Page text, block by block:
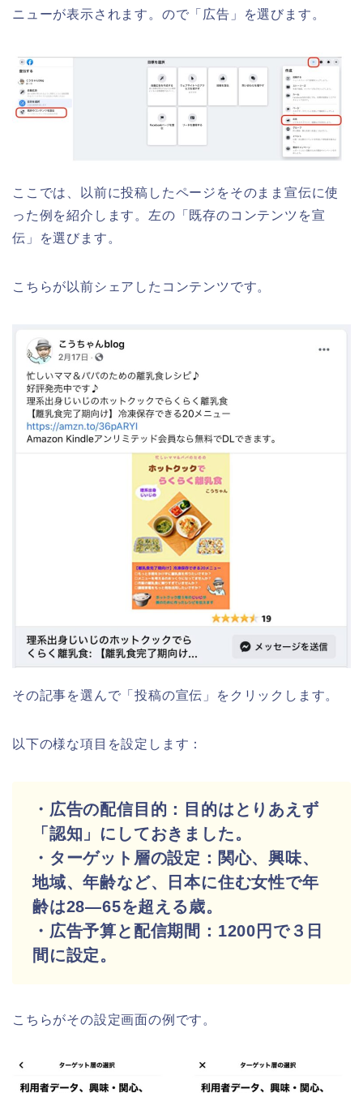
ニューが表示されます。ので「広告」を選びます。
ここでは、以前に投稿したページをそのまま宣伝に使
った例を紹介します。左の「既存のコンテンツを宣
伝」を選びます。
こちらが以前シェアしたコンテンツです。
その記事を選んで「投稿の宣伝」をクリックします。
以下の様な項目を設定します：
・広告の配信目的：目的はとりあえず
「認知」にしておきました。
・ターゲット層の設定：関心、興味、
地域、年齢など、日本に住む女性で年
齢は28―65を超える歳。
・広告予算と配信期間：1200円で３日
間に設定。
こちらがその設定画面の例です。